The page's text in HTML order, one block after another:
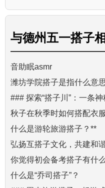
与德州五一搭子
音助眠asmr
潍坊学院搭子是指什么意
### 探索“搭子川”：一条
秋子在秋季时如何搭配衣
什么是游轮旅游搭子？**
弘扬互搭子文化，共建和
你觉得初会备考搭子有什
什么是“乔司搭子”？